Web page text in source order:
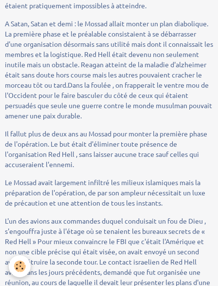
étaient pratiquement impossibles à atteindre.
A Satan, Satan et demi : le Mossad allait monter un plan diabolique.
La première phase et le préalable consistaient à se débarrasser
d'une organisation désormais sans utilité mais dont il connaissait les
membres et la logistique. Red Hell était devenu non seulement
inutile mais un obstacle. Reagan atteint de la maladie d'alzheimer
était sans doute hors course mais les autres pouvaient cracher le
morceau tôt ou tard.Dans la foulée , on frapperait le ventre mou de
l'Occident pour le faire basculer du côté de ceux qui étaient
persuadés que seule une guerre contre le monde musulman pouvait
amener une paix durable.
Il fallut plus de deux ans au Mossad pour monter la première phase
de l'opération. Le but était d'éliminer toute présence de
l'organisation Red Hell , sans laisser aucune trace sauf celles qui
accuseraient l'ennemi.
Le Mossad avait largement infiltré les milieux islamiques mais la
préparation de l'opération, de par son ampleur nécessitait un luxe
de précaution et une attention de tous les instants.
L'un des avions aux commandes duquel conduisait un fou de Dieu ,
s'engouffra juste à l'étage où se tenaient les bureaux secrets de «
Red Hell » Pour mieux convaincre le FBI que c'était l'Amérique et
non une cible précise qui était visée, on avait envoyé un second
avion détruire la seconde tour. Le contact israelien de Red Hell
avait, dans les jours précédents, demandé que fut organisée une
réunion, au cours de laquelle il devait leur présenter les plans d'une